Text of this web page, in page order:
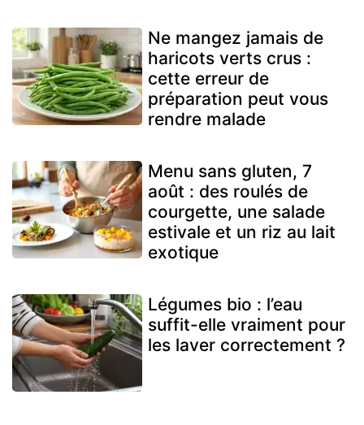
Ne mangez jamais de
haricots verts crus :
cette erreur de
préparation peut vous
rendre malade
Menu sans gluten, 7
août : des roulés de
courgette, une salade
estivale et un riz au lait
exotique
Légumes bio : l’eau
suffit-elle vraiment pour
les laver correctement ?